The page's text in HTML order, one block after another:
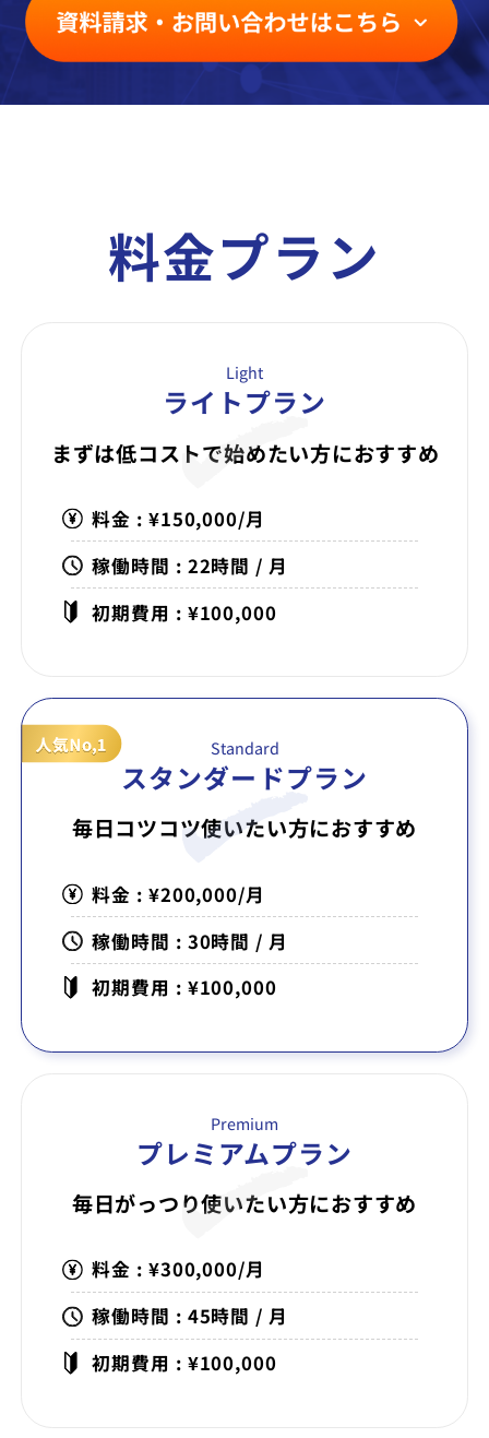
料金プラン
Light
ライトプラン
まずは低コストで始めたい方におすすめ
料金 : ¥150,000/月
稼働時間 : 22時間 / 月
初期費用 : ¥100,000
Standard
スタンダードプラン
毎日コツコツ使いたい方におすすめ
料金 : ¥200,000/月
稼働時間 : 30時間 / 月
初期費用 : ¥100,000
Premium
プレミアムプラン
毎日がっつり使いたい方におすすめ
料金 : ¥300,000/月
稼働時間 : 45時間 / 月
初期費用 : ¥100,000